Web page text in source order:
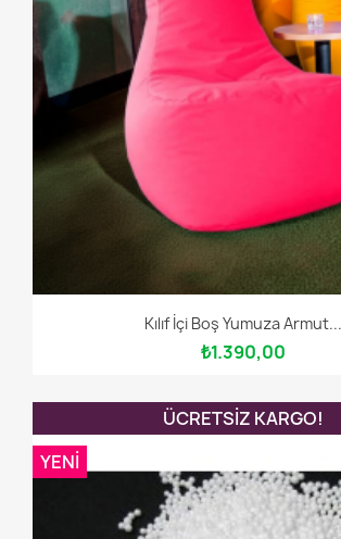
Kılıf İçi Boş Yumuza Armut...
₺1.390,00
ÜCRETSIZ KARGO!
YENI